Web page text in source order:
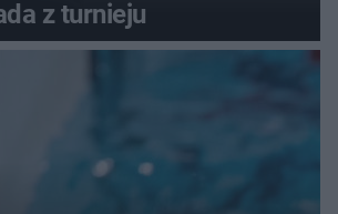
z turnieju